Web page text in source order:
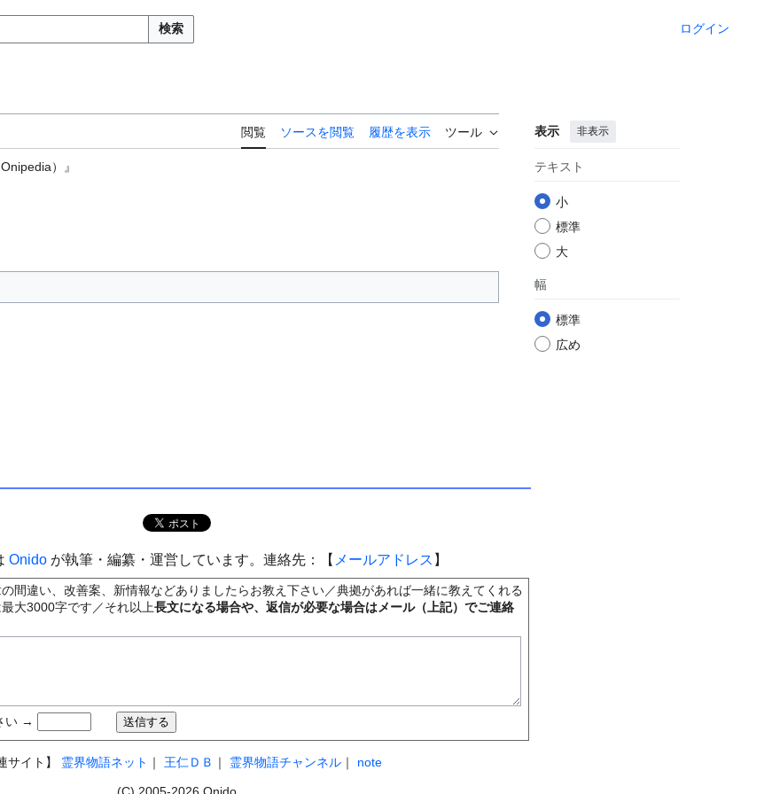
検索 ログイン
閲覧 ソースを閲覧 履歴を表示 ツール 表示 非表示
テキスト
小
標準
大
幅
標準
広め
）』
Onidoが執筆・編纂・運営しています。連絡先：【 メールアドレス 】
間違い、改善案、新情報などありましたらお教え下さい／典拠があれば一緒に教えてくれる
大3000字です／それ以上長文になる場合や、返信が必要な場合はメール（上記）でご連絡
い →
サイト】 霊界物語ネット ｜ 王仁ＤＢ ｜ 霊界物語チャンネル ｜ note